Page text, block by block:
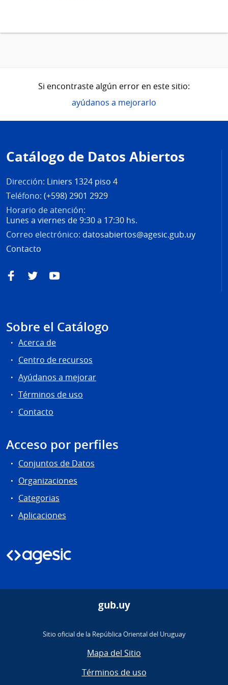
Si encontraste algún error en este sitio:
ayúdanos a mejorarlo
de
página
Catálogo de Datos Abiertos
Dirección: Liniers 1324 piso 4
Teléfono: (+598) 2901 2929
Horario de atención:
Lunes a viernes de 9:30 a 17:30 hs.
Correo electrónico: datosabiertos@agesic.gub.uy
Contacto
FacebookTwitterYouTube
Sobre el Catálogo
Acerca de
Centro de recursos
Ayúdanos a mejorar
Términos de uso
Contacto
Acceso por perfiles
Conjuntos de Datos
Organizaciones
Categorias
Aplicaciones
gub.uy
Sitio oficial de la República Oriental del Uruguay
Mapa del Sitio
Términos de uso